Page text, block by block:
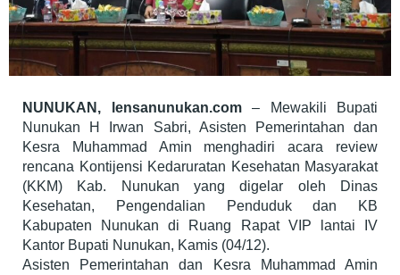
NUNUKAN, lensanunukan.com– Mewakili Bupati
Nunukan H Irwan Sabri, Asisten Pemerintahan dan
Kesra Muhammad Amin menghadiri acara review
rencana Kontijensi Kedaruratan Kesehatan Masyarakat
(KKM) Kab. Nunukan yang digelar oleh Dinas
Kesehatan, Pengendalian Penduduk dan KB
Kabupaten Nunukan di Ruang Rapat VIP lantai IV
Kantor Bupati Nunukan, Kamis (04/12).
Asisten Pemerintahan dan Kesra Muhammad Amin